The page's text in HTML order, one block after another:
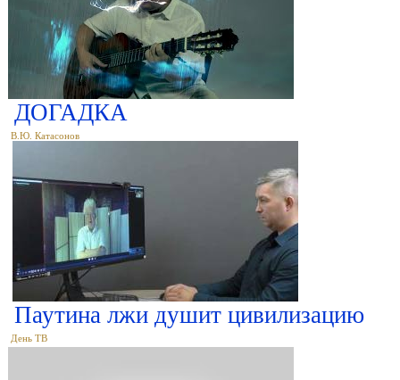
ДОГАДКА
В.Ю. Катасонов
Паутина лжи душит цивилизацию
День ТВ